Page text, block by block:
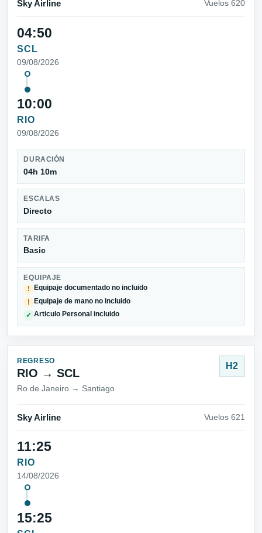
Sky Airline Vuelos 620
04:50
SCL
09/08/2026
10:00
RIO
09/08/2026
DURACIÓN
04h 10m
ESCALAS
Directo
TARIFA
Basic
EQUIPAJE
!
Equipaje documentado no incluido
! Equipaje de mano no incluido
✓ Articulo Personal incluido
REGRESO
RIO → SCL
Ro de Janeiro → Santiago
H2
Sky Airline Vuelos 621
11:25
RIO
14/08/2026
15:25